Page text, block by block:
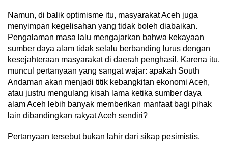
Namun, di balik optimisme itu, masyarakat Aceh juga
menyimpan kegelisahan yang tidak boleh diabaikan.
Pengalaman masa lalu mengajarkan bahwa kekayaan
sumber daya alam tidak selalu berbanding lurus dengan
kesejahteraan masyarakat di daerah penghasil. Karena itu,
muncul pertanyaan yang sangat wajar: apakah South
Andaman akan menjadi titik kebangkitan ekonomi Aceh,
atau justru mengulang kisah lama ketika sumber daya
alam Aceh lebih banyak memberikan manfaat bagi pihak
lain dibandingkan rakyat Aceh sendiri?
Pertanyaan tersebut bukan lahir dari sikap pesimistis,